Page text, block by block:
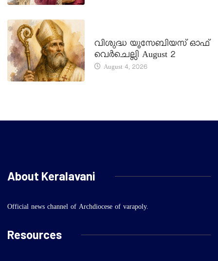
വിശുദ്ധ യൂസേബിയസ് ഓഫ്
വെർചെല്ലി August 2
August 4, 2026
About Keralavani
Official news channel of Archdiocese of varapoly.
Resources